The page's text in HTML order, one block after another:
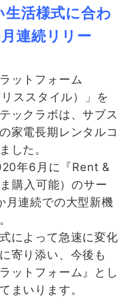
活様式に合わ
連続リリー
ットフォーム
ススタイル）」を
ックラボは、サブス
家電長期レンタルコ
した。
年6月に『Rent &
購入可能）のサー
月連続での大型新機
によって急速に変化
寄り添い、今後も
ットフォーム』とし
まいります。